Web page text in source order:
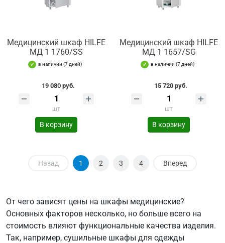
Медицинский шкаф HILFE
МД 1 1760/SS
в наличии (7 дней)
19 080 руб.
шт
В корзину
Медицинский шкаф HILFE
МД 1 1657/SG
в наличии (7 дней)
15 720 руб.
шт
В корзину
Назад 1 2 3 4 Вперед
От чего зависят цены на шкафы медицинские?
Основных факторов несколько, но больше всего на
стоимость влияют функциональные качества изделия.
Так, например, сушильные шкафы для одежды